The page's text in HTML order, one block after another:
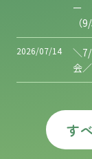
ー
（
2026/07/14
＼
会／
す